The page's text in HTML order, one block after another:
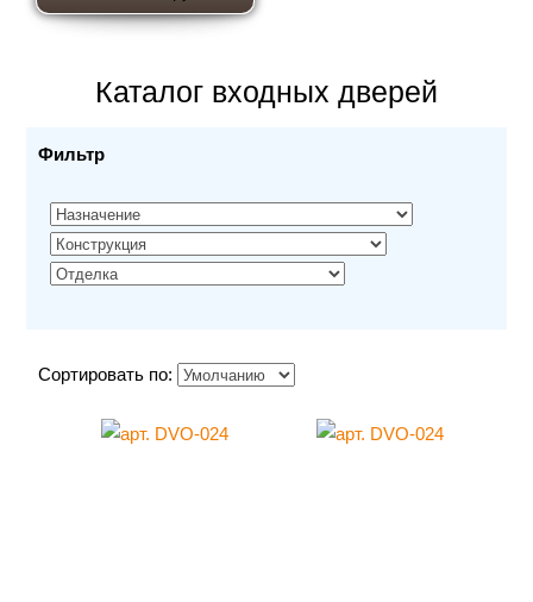
Каталог входных дверей
Фильтр
Сортировать по: